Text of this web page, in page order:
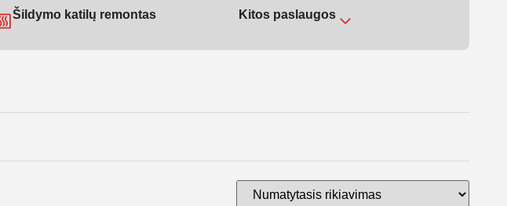
Šildymo katilų remontas Kitos paslaugos